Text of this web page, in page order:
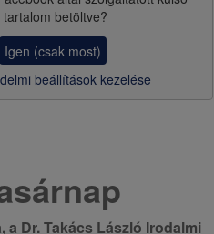
g
tartalom betöltve?
Igen (csak most)
beállítások kezelése
Dr. Takács László Irodalmi